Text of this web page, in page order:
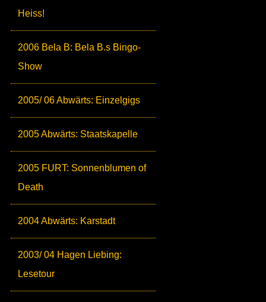
Heiss!
2006 Bela B: Bela B.s Bingo-
Show
2005/ 06 Abwärts: Einzelgigs
2005 Abwärts: Staatskapelle
2005 FURT: Sonnenblumen of
Death
2004 Abwärts: Karstadt
2003/ 04 Hagen Liebing:
Lesetour